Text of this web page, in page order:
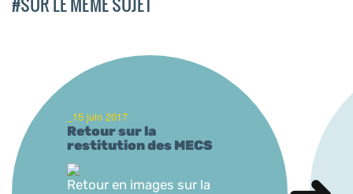
_15 juin 2017
Retour sur la
restitution des MECS
Retour en images sur la